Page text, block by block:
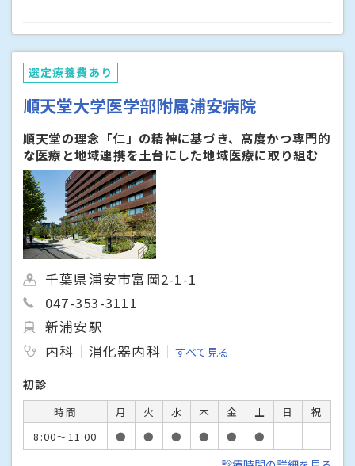
選定療養費あり
順天堂大学医学部附属浦安病院
順天堂の理念「仁」の精神に基づき、高度かつ専門的
な医療と地域連携を土台にした地域医療に取り組む
千葉県浦安市富岡2-1-1
047-353-3111
新浦安駅
内科
消化器内科 すべて見る
初診
時間 月 火 水 木 金 土 日
祝
8:00～11:00
● ● ● ● ● ● － －